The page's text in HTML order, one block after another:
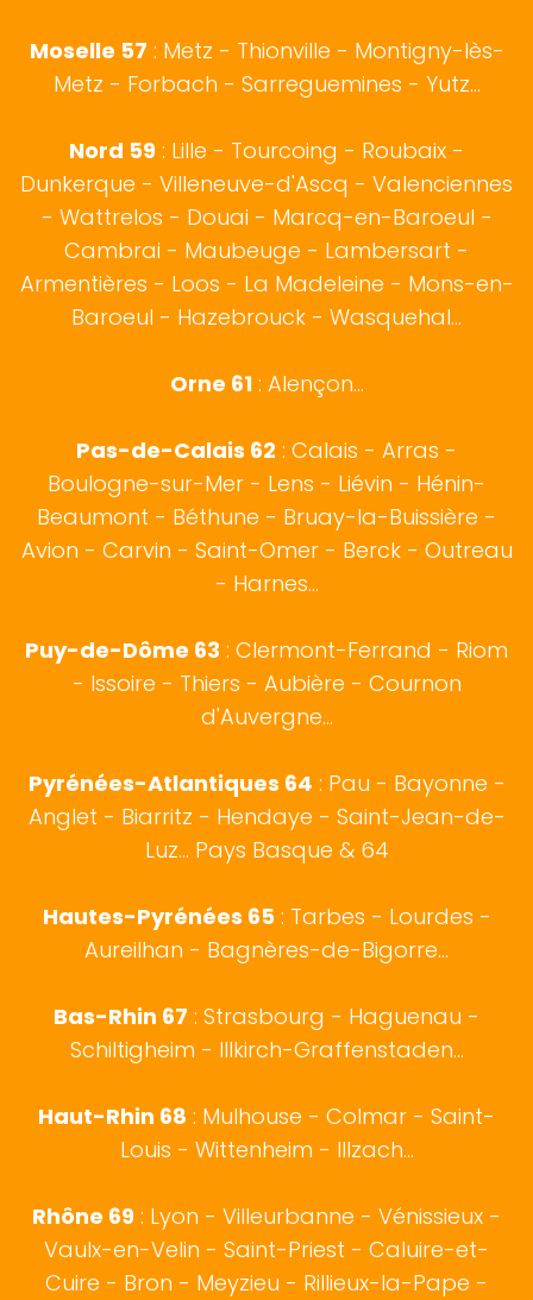
Moselle 57 : Metz - Thionville - Montigny-lès-
Metz - Forbach - Sarreguemines - Yutz...
Nord 59 : Lille - Tourcoing - Roubaix -
Dunkerque - Villeneuve-d'Ascq - Valenciennes
- Wattrelos - Douai - Marcq-en-Baroeul -
Cambrai - Maubeuge - Lambersart -
Armentières - Loos - La Madeleine - Mons-en-
Baroeul - Hazebrouck - Wasquehal...
Orne 61: Alençon...
Pas-de-Calais 62 : Calais - Arras -
Boulogne-sur-Mer - Lens - Liévin - Hénin-
Beaumont - Béthune - Bruay-la-Buissière -
Avion - Carvin - Saint-Omer - Berck - Outreau
- Harnes...
Puy-de-Dôme 63 : Clermont-Ferrand - Riom
- Issoire - Thiers - Aubière - Cournon
d'Auvergne...
Pyrénées-Atlantiques 64 : Pau - Bayonne -
Anglet - Biarritz - Hendaye - Saint-Jean-de-
Luz... Pays Basque & 64
Hautes-Pyrénées 65: Tarbes - Lourdes -
Aureilhan - Bagnères-de-Bigorre...
Bas-Rhin 67 : Strasbourg - Haguenau -
Schiltigheim - Illkirch-Graffenstaden...
Haut-Rhin 68 : Mulhouse - Colmar - Saint-
Louis - Wittenheim - Illzach...
Rhône 69 : Lyon - Villeurbanne - Vénissieux -
Vaulx-en-Velin - Saint-Priest - Caluire-et-
Cuire - Bron - Meyzieu - Rillieux-la-Pape -